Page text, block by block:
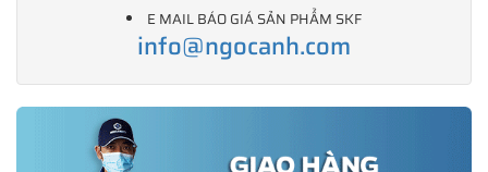
E MAIL BÁO GIÁ SẢN PHẨM SKF
info@ngocanh.com